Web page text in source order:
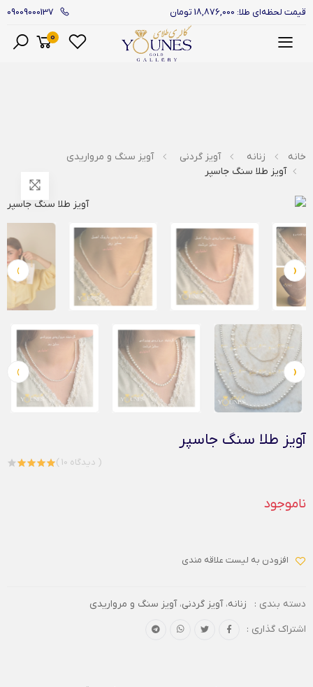
قیمت لحظه‌ای طلا: 18,876,000 تومان 09009000137
0
خانه زنانه آویز گردنی
آویز سنگ و مرواریدی
آویز طلا سنگ جاسپر
‹
›
‹
›
آویز طلا سنگ جاسپر
( 10 دیدگاه )
ناموجود
افزودن به لیست علاقه مندی
دسته بندی : زنانه،آویز گردنی،آویز سنگ و مرواریدی
اشتراک گذاری :